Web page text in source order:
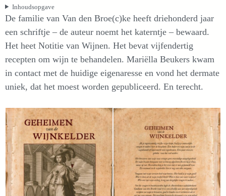
Inhoudsopgave
De familie van Van den Broe(c)ke heeft driehonderd jaar
een schriftje – de auteur noemt het katerntje – bewaard.
Het heet Notitie van Wijnen. Het bevat vijfendertig
recepten om wijn te behandelen. Mariëlla Beukers kwam
in contact met de huidige eigenaresse en vond het dermate
uniek, dat het moest worden gepubliceerd. En terecht.